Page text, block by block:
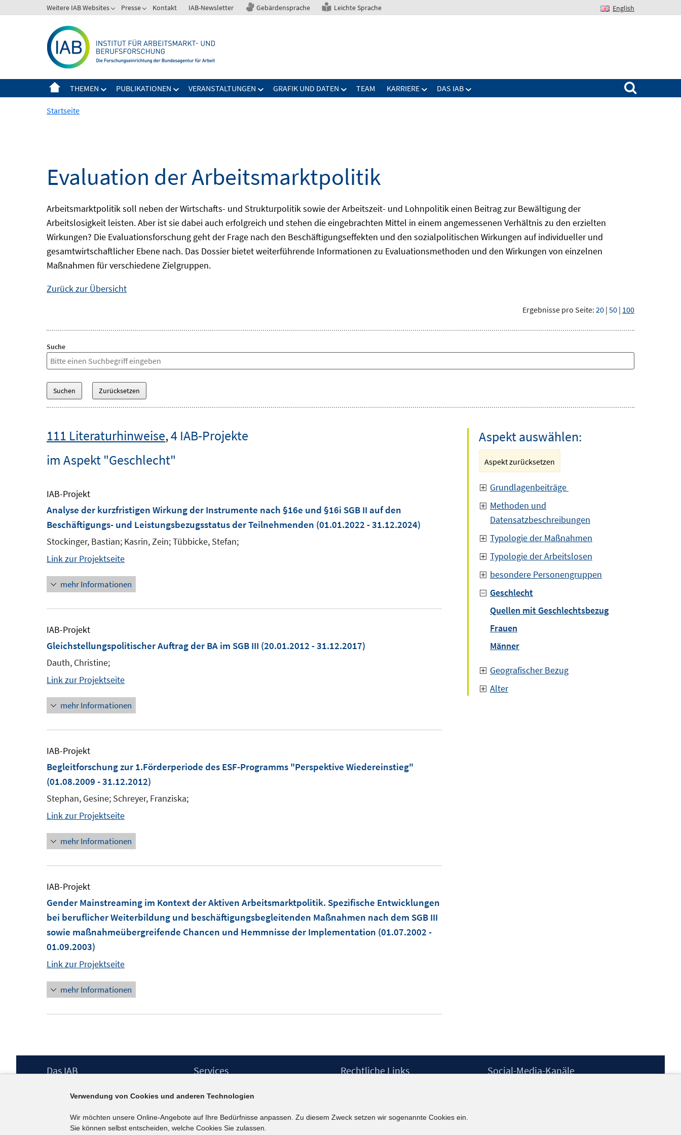
zum
Weitere IAB Websites Presse Kontakt IAB-Newsletter Gebärdensprache Leichte Sprache English
THEMEN PUBLIKATIONEN VERANSTALTUNGEN GRAFIK UND DATEN TEAM KARRIERE DAS IAB
Suchen nach:
Startseite
Evaluation der Arbeitsmarktpolitik
Arbeitsmarktpolitik soll neben der Wirtschafts- und Strukturpolitik sowie der Arbeitszeit- und Lohnpolitik einen Beitrag zur Bewältigung der
Arbeitslosigkeit leisten. Aber ist sie dabei auch erfolgreich und stehen die eingebrachten Mittel in einem angemessenen Verhältnis zu den erzielten
Wirkungen? Die Evaluationsforschung geht der Frage nach den Beschäftigungseffekten und den sozialpolitischen Wirkungen auf individueller und
gesamtwirtschaftlicher Ebene nach. Das Dossier bietet weiterführende Informationen zu Evaluationsmethoden und den Wirkungen von einzelnen
Maßnahmen für verschiedene Zielgruppen.
Zurück zur Übersicht
Ergebnisse pro Seite: 20 | 50 | 100
Suche
111 Literaturhinweise,4 IAB-Projekte
im Aspekt "Geschlecht"
IAB-Projekt
Analyse der kurzfristigen Wirkung der Instrumente nach §16e und §16i SGB II auf den
Beschäftigungs- und Leistungsbezugsstatus der Teilnehmenden (01.01.2022 - 31.12.2024)
Stockinger, Bastian; Kasrin, Zein; Tübbicke, Stefan;
Link zur Projektseite
mehr Informationen
IAB-Projekt
Gleichstellungspolitischer Auftrag der BA im SGB III (20.01.2012 - 31.12.2017)
Dauth, Christine;
Link zur Projektseite
mehr Informationen
IAB-Projekt
Begleitforschung zur 1.Förderperiode des ESF-Programms "Perspektive Wiedereinstieg"
(01.08.2009 - 31.12.2012)
Stephan, Gesine; Schreyer, Franziska;
Link zur Projektseite
mehr Informationen
IAB-Projekt
Gender Mainstreaming im Kontext der Aktiven Arbeitsmarktpolitik. Spezifische Entwicklungen
bei beruflicher Weiterbildung und beschäftigungsbegleitenden Maßnahmen nach dem SGB III
sowie maßnahmeübergreifende Chancen und Hemmnisse der Implementation (01.07.2002 -
01.09.2003)
Link zur Projektseite
mehr Informationen
Aspekt auswählen:
Aspekt zurücksetzen
Grundlagenbeiträge
Methoden und
Datensatzbeschreibungen
Typologie der Maßnahmen
Typologie der Arbeitslosen
besondere Personengruppen
Geschlecht
Quellen mit Geschlechtsbezug
Frauen
Männer
Geografischer Bezug
Alter
Footer
Das IAB
Berufsforschung (IAB) – unser Leitbild
Institutsleitung
Graduiertenprogramm
Services
IAB-Newsletter
Kontakt
Rechtliche Links
Erklärung zur Barrierefreiheit
Social-Media-Kanäle
Verwendung von Cookies und anderen Technologien
Wir möchten unsere Online-Angebote auf Ihre Bedürfnisse anpassen. Zu diesem Zweck setzen wir sogenannte Cookies ein.
Sie können selbst entscheiden, welche Cookies Sie zulassen.